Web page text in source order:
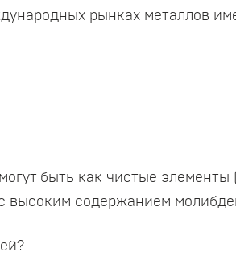
рынках металлов
быть как чистые элементы
высоким содержанием